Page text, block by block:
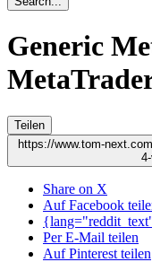
Generic
Teilen
https://www.tom-
Share on X
Auf Facebook
Per E-Mail teilen
Auf Pinterest teilen